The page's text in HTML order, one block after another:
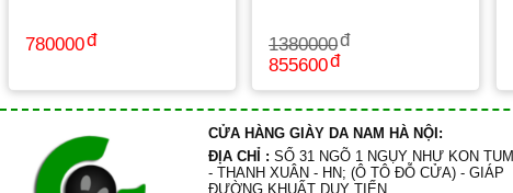
780000
1380000
855600
CỬA HÀNG GIÀY DA NAM HÀ NỘI:
ĐỊA CHỈ : SỐ 31 NGÕ 1 NGỤY NHƯ KON TUM
- THANH XUÂN - HN; (Ô TÔ ĐỖ CỬA) - GIÁP
ĐƯỜNG KHUẤT DUY TIẾN